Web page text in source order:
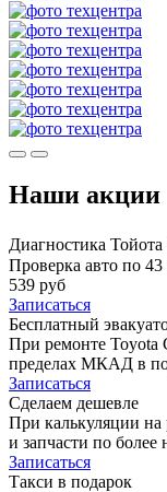
Наши акции
Диагностика
Проверка авто по
539 руб
Записаться
Бесплатный
При ремонте Toyota
пределах МКАД в
Записаться
Сделаем дешевле
При калькуляции на
и запчасти по более
Записаться
Такси в подарок